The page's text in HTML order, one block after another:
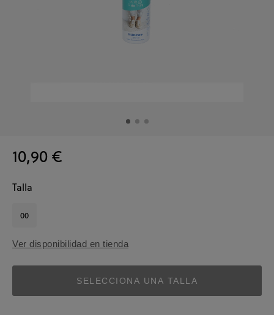
10,90 €
Talla
00
Ver disponibilidad en tienda
SELECCIONA UNA TALLA